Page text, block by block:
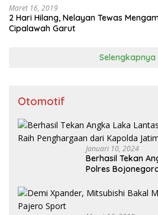
Maret 16, 2019
2 Hari Hilang, Nelayan Tewas
Cipalawah Garut
Selengkapnya
Otomotif
Januari 10, 2024
Berhasil Tekan
Polres